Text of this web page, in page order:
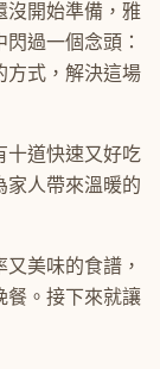
沒開始準備，雅
過一個念頭：
方式，解決這場
十道快速又好吃
家人帶來溫暖的
美味的食譜，
餐。接下來就讓